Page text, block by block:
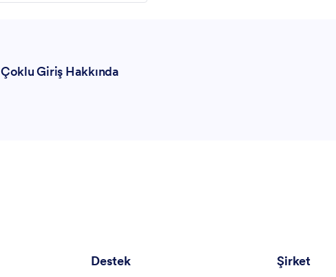
Çoklu Giriş Hakkında
Destek Şirket